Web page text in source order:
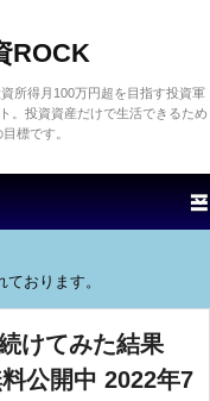
ROCK
所得月100万円超を目指す投資軍
。投資資産だけで生活できるため
標です。
ンテンツにスキップす
る
ンテンツにスキップす
る
おります。
けてみた結果
公開中 2022年7